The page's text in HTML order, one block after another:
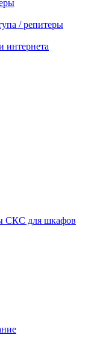
/ репитеры
интернета
СКС для шкафов